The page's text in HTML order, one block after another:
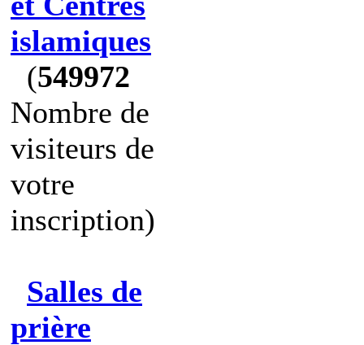
islamiques
(549972
Nombre de
visiteurs de
votre
inscription)
Salles de
prière